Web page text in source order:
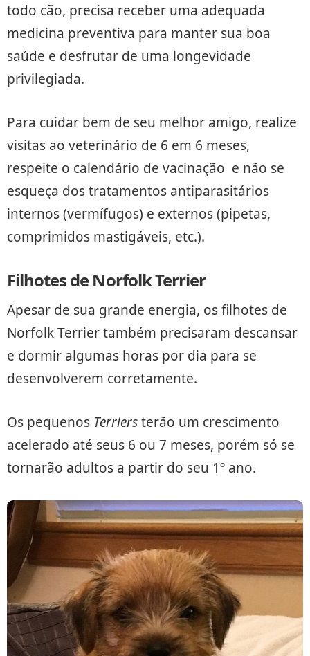
todo cão, precisa receber uma adequada
medicina preventiva para manter sua boa
saúde e desfrutar de uma longevidade
privilegiada.
Para cuidar bem de seu melhor amigo, realize
visitas ao veterinário de 6 em 6 meses,
respeite o calendário de vacinação e não se
esqueça dos tratamentos antiparasitários
internos (vermífugos) e externos (pipetas,
comprimidos mastigáveis, etc.).
Filhotes de Norfolk Terrier
Apesar de sua grande energia, os filhotes de
Norfolk Terrier também precisaram descansar
e dormir algumas horas por dia para se
desenvolverem corretamente.
Os pequenos Terriersterão um crescimento
acelerado até seus 6 ou 7 meses, porém só se
tornarão adultos a partir do seu 1º ano.